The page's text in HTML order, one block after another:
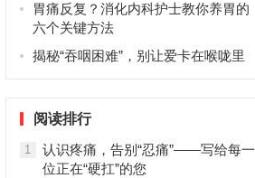
胃痛反复？消化内科护士教你养胃的
六个关键方法
揭秘“吞咽困难”，别让爱卡在喉咙里
阅读排行
1
认识疼痛，告别“忍痛”——写给每一
位正在“硬扛”的您